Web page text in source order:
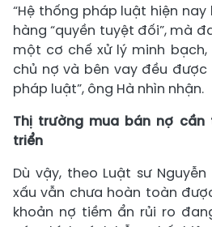
“Hệ thống pháp luật hiện
hàng “quyền tuyệt đối”, mà
một cơ chế xử lý minh
chủ nợ và bên vay đều
pháp luật”, ông Hà nhìn nhận.
Thị trường mua bán nợ
triển
Dù vậy, theo Luật sư
xấu vẫn chưa hoàn toàn
khoản nợ tiềm ẩn rủi ro